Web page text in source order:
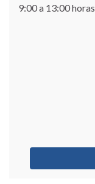
9:00 a 13:00 horas